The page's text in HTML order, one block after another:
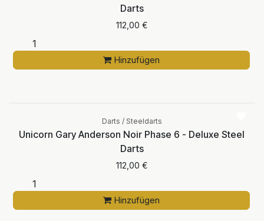
Darts
112,00 €
Hinzufügen
Darts / Steeldarts
Unicorn Gary Anderson Noir Phase 6 - Deluxe Steel
Darts
112,00 €
Hinzufügen